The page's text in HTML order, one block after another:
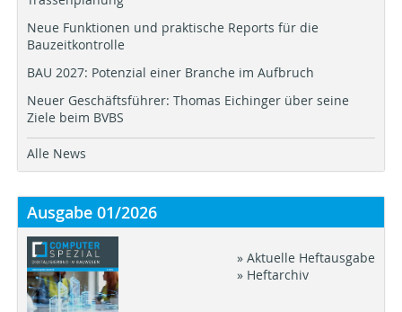
Neue Funktionen und praktische Reports für die
Bauzeitkontrolle
BAU 2027: Potenzial einer Branche im Aufbruch
Neuer Geschäftsführer: Thomas Eichinger über seine
Ziele beim BVBS
Alle News
Ausgabe 01/2026
» Aktuelle Heftausgabe
» Heftarchiv